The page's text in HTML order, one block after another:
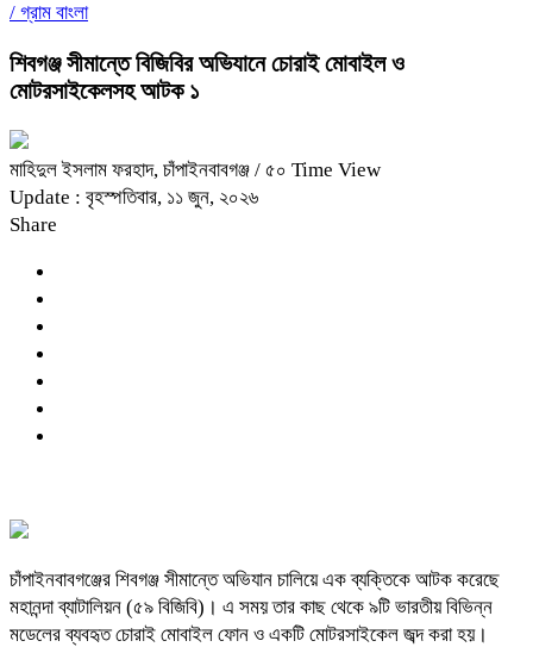
/ গ্রাম বাংলা
শিবগঞ্জ সীমান্তে বিজিবির অভিযানে চোরাই মোবাইল ও
মোটরসাইকেলসহ আটক ১
মাহিদুল ইসলাম ফরহাদ, চাঁপাইনবাবগঞ্জ / ৫০ Time View
Update : বৃহস্পতিবার, ১১ জুন, ২০২৬
Share
চাঁপাইনবাবগঞ্জের শিবগঞ্জ সীমান্তে অভিযান চালিয়ে এক ব্যক্তিকে আটক করেছে
মহানন্দা ব্যাটালিয়ন (৫৯ বিজিবি)। এ সময় তার কাছ থেকে ৯টি ভারতীয় বিভিন্ন
মডেলের ব্যবহৃত চোরাই মোবাইল ফোন ও একটি মোটরসাইকেল জব্দ করা হয়।